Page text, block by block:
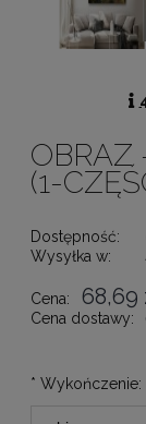
OBRAZ
(1-
Dostępność:
Wysyłka w:
Cena: 68,69
Cena dostawy:
* Wykończenie: